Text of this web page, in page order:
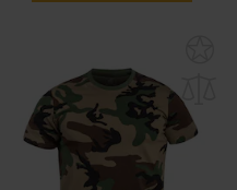
schowka